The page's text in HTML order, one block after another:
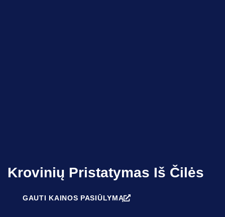
Krovinių Pristatymas Iš Čilės
GAUTI KAINOS PASIŪLYMĄ